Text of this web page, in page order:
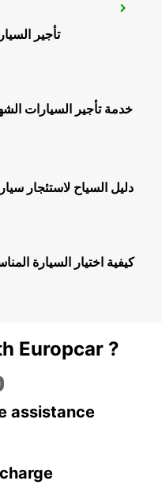
تأجير
خدمة تأجير السيارات
دليل السياح لاستئجار
كيفية اختيار السيارة
Europcar ?
assistance